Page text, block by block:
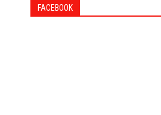
FACEBOOK